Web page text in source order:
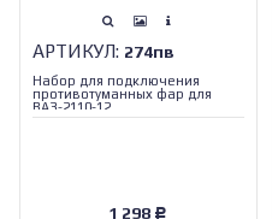
АРТИКУЛ: 274пв
Набор для подключения
противотуманных фар для
ВАЗ-2110-12
1 298 Р